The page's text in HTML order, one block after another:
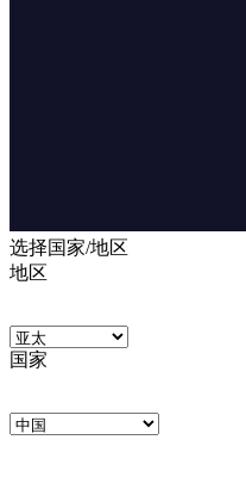
选择国家/地区
地区
国家